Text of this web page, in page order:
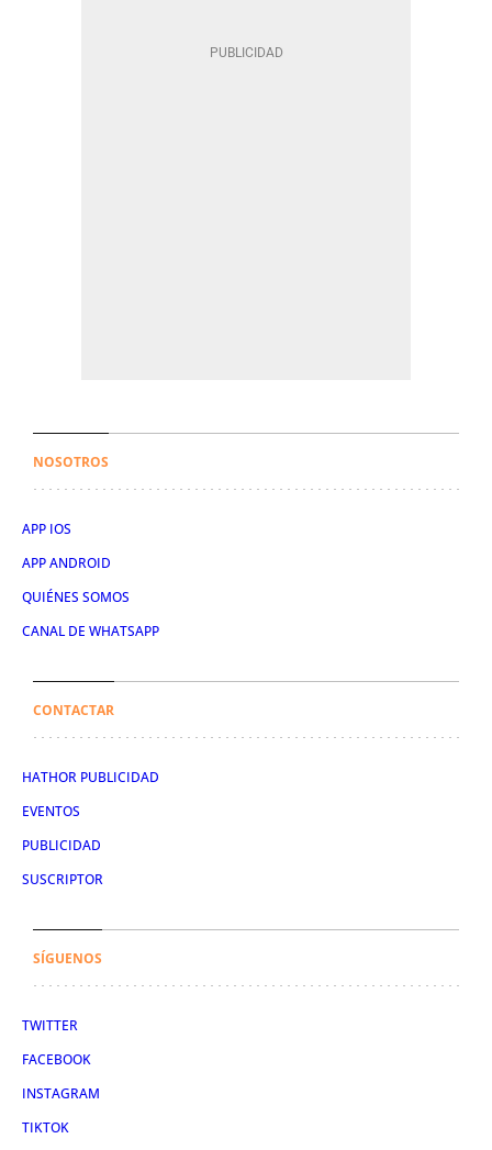
NOSOTROS
APP IOS
APP ANDROID
QUIÉNES SOMOS
CANAL DE WHATSAPP
CONTACTAR
HATHOR PUBLICIDAD
EVENTOS
PUBLICIDAD
SUSCRIPTOR
SÍGUENOS
TWITTER
FACEBOOK
INSTAGRAM
TIKTOK